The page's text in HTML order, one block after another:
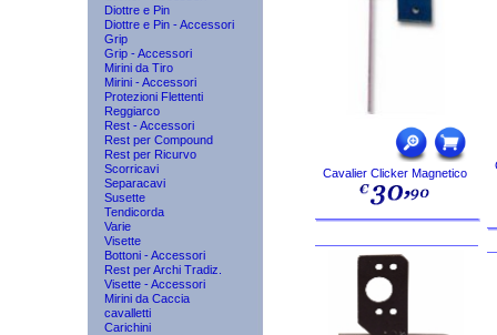
Diottre e Pin
Diottre e Pin - Accessori
Grip
Grip - Accessori
Mirini da Tiro
Mirini - Accessori
Protezioni Flettenti
Reggiarco
Rest - Accessori
Rest per Compound
Rest per Ricurvo
Scorricavi
Separacavi
Susette
Tendicorda
Varie
Visette
Bottoni - Accessori
Rest per Archi Tradiz.
Visette - Accessori
Mirini da Caccia
cavalletti
Carichini
Cavalier Clicker Magnetico